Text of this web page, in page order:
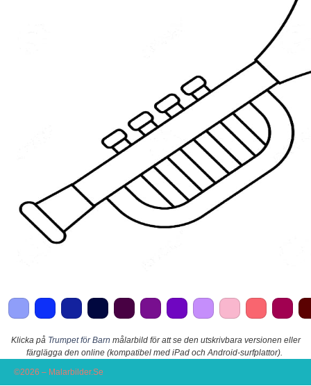
Klicka på Trumpet för Barn målarbild för att se den utskrivbara versionen eller
färglägga den online (kompatibel med iPad och Android-surfplattor).
©2026 – Malarbilder.Se